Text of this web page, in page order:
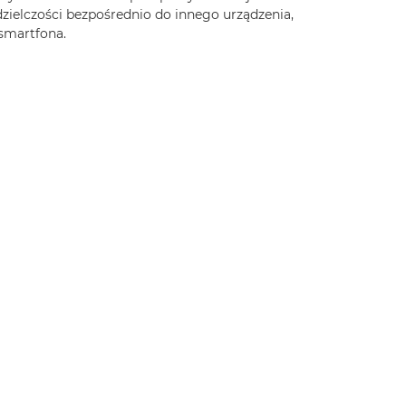
bezpośrednio do innego urządzenia,